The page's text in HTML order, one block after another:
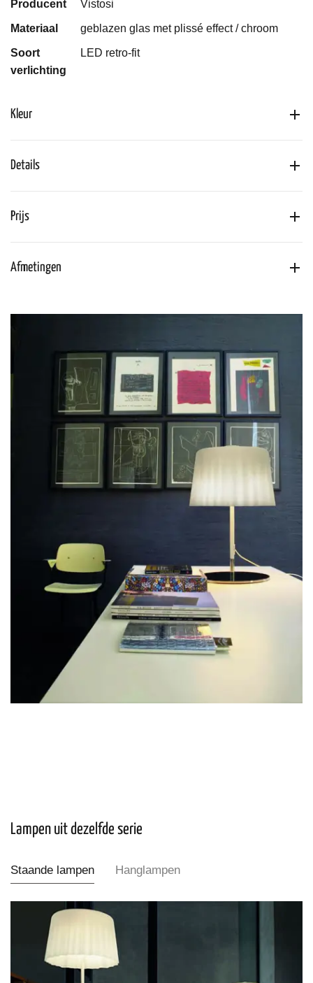
Producent Vistosi
Materiaal geblazen glas met plissé effect / chroom
Soort
verlichting
LED retro-fit
Kleur
Details
Prijs
Afmetingen
Lampen uit dezelfde serie
Staande lampen Hanglampen